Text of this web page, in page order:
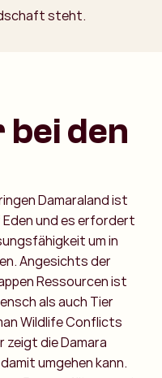
steht.
den
Damaraland ist
und es erfordert
um in
Angesichts der
Ressourcen ist
als auch Tier
Wildlife Conflicts
zeigt die Damara
umgehen kann.